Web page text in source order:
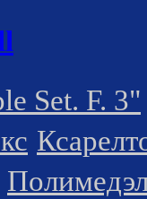
Set. F. 3"